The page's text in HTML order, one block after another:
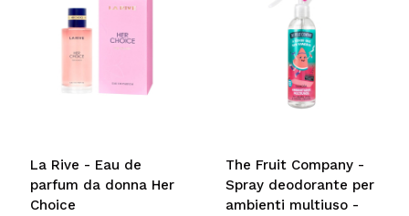
La Rive - Eau de
parfum da donna Her
Choice
The Fruit Company -
Spray deodorante per
ambienti multiuso -